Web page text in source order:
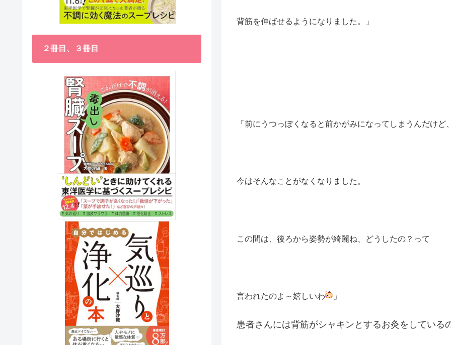
背筋を伸ばせるようになりました。」
「前にうつっぽくなると前かがみになってしまうんだけど
今はそんなことがなくなりました。
この間は、後ろから姿勢が綺麗ね、どうしたの？って
言われたのよ～嬉しいわ 」
患者さんには背筋がシャキンとするお灸をしている
２冊目、３冊目